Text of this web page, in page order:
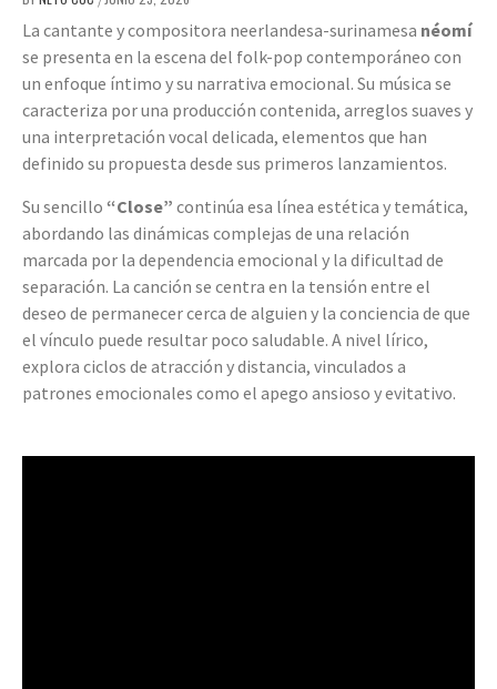
La cantante y compositora neerlandesa-surinamesa néomí
se presenta en la escena del folk-pop contemporáneo con
un enfoque íntimo y su narrativa emocional. Su música se
caracteriza por una producción contenida, arreglos suaves y
una interpretación vocal delicada, elementos que han
definido su propuesta desde sus primeros lanzamientos.
Su sencillo “Close” continúa esa línea estética y temática,
abordando las dinámicas complejas de una relación
marcada por la dependencia emocional y la dificultad de
separación. La canción se centra en la tensión entre el
deseo de permanecer cerca de alguien y la conciencia de que
el vínculo puede resultar poco saludable. A nivel lírico,
explora ciclos de atracción y distancia, vinculados a
patrones emocionales como el apego ansioso y evitativo.